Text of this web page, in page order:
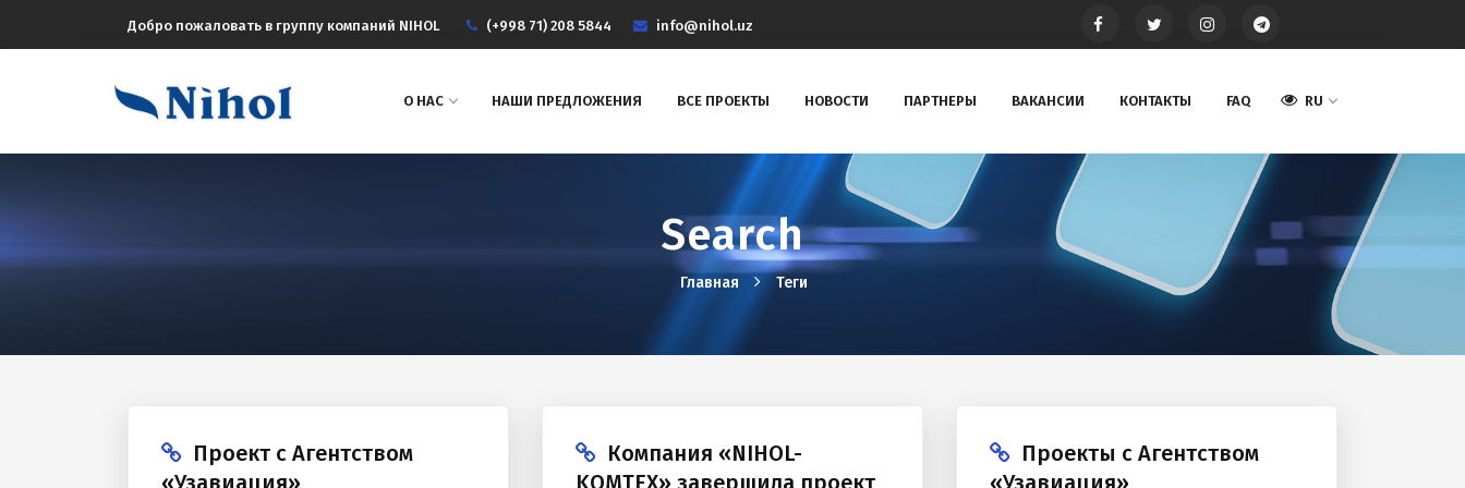
Добро пожаловать в группу компаний NIHOL (+998 71) 208 5844 info@nihol.uz
О НАС НАШИ ПРЕДЛОЖЕНИЯ ВСЕ ПРОЕКТЫ НОВОСТИ ПАРТНЕРЫ ВАКАНСИИ КОНТАКТЫ FAQ RU
Search
Главная Теги
Проект с Агентством
«Узавиация»
Компания «NIHOL-
KOMTEX» завершила проект
Проекты с Агентством
«Узавиация»